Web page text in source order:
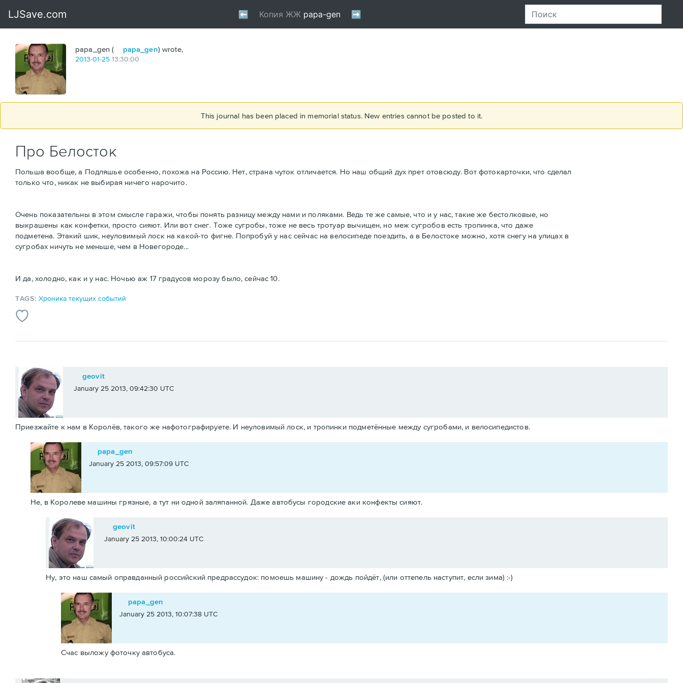
papa_gen ( papa_gen) wrote,
2013-01-25 13:30:00
This journal has been placed in memorial status. New entries cannot be posted to it.
Про Белосток
Польша вообще, а Подляшье особенно, похожа на Россию. Нет, страна чуток отличается. Но наш общий дух прет отовсюду. Вот фотокарточки, что сделал
только что, никак не выбирая ничего нарочито.
Очень показательны в этом смысле гаражи, чтобы понять разницу между нами и поляками. Ведь те же самые, что и у нас, такие же бестолковые, но
выкрашены как конфетки, просто сияют. Или вот снег. Тоже сугробы, тоже не весь тротуар вычищен, но меж сугробов есть тропинка, что даже
подметена. Этакий шик, неуловимый лоск на какой-то фигне. Попробуй у нас сейчас на велосипеде поездить, а в Белостоке можно, хотя снегу на улицах в
сугробах ничуть не меньше, чем в Новегороде...
И да, холодно, как и у нас. Ночью аж 17 градусов морозу было, сейчас 10.
TAGS:Хроника текущих событий
geovit
January 25 2013, 09:42:30 UTC
Приезжайте к нам в Королёв, такого же нафотографируете. И неуловимый лоск, и тропинки подметённые между сугробами, и велосипедистов.
papa_gen
January 25 2013, 09:57:09 UTC
Не, в Королеве машины грязные, а тут ни одной заляпанной. Даже автобусы городские аки конфекты сияют.
geovit
January 25 2013, 10:00:24 UTC
Ну, это наш самый оправданный российский предрассудок: помоешь машину - дождь пойдёт, (или оттепель наступит, если зима) :-)
papa_gen
January 25 2013, 10:07:38 UTC
Счас выложу фоточку автобуса.